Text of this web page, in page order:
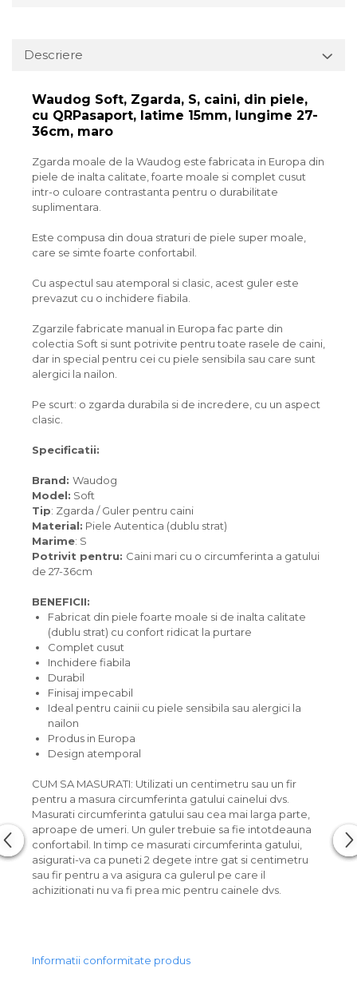
Descriere
Waudog Soft, Zgarda, S, caini, din piele,
cu QRPasaport, latime 15mm, lungime 27-
36cm, maro
Zgarda moale de la Waudog este fabricata in Europa din
piele de inalta calitate, foarte moale si complet cusut
intr-o culoare contrastanta pentru o durabilitate
suplimentara.
Este compusa din doua straturi de piele super moale,
care se simte foarte confortabil.
Cu aspectul sau atemporal si clasic, acest guler este
prevazut cu o inchidere fiabila.
Zgarzile fabricate manual in Europa fac parte din
colectia Soft si sunt potrivite pentru toate rasele de caini,
dar in special pentru cei cu piele sensibila sau care sunt
alergici la nailon.
Pe scurt: o zgarda durabila si de incredere, cu un aspect
clasic.
Specificatii:
Brand: Waudog
Model: Soft
Tip: Zgarda / Guler pentru caini
Material: Piele Autentica (dublu strat)
Marime: S
Potrivit pentru: Caini mari cu o circumferinta a gatului
de 27-36cm
BENEFICII:
Fabricat din piele foarte moale si de inalta calitate
(dublu strat) cu confort ridicat la purtare
Complet cusut
Inchidere fiabila
Durabil
Finisaj impecabil
Ideal pentru cainii cu piele sensibila sau alergici la
nailon
Produs in Europa
Design atemporal
CUM SA MASURATI: Utilizati un centimetru sau un fir
pentru a masura circumferinta gatului cainelui dvs.
Masurati circumferinta gatului sau cea mai larga parte,
aproape de umeri. Un guler trebuie sa fie intotdeauna
confortabil. In timp ce masurati circumferinta gatului,
asigurati-va ca puneti 2 degete intre gat si centimetru
sau fir pentru a va asigura ca gulerul pe care il
achizitionati nu va fi prea mic pentru cainele dvs.
Informatii conformitate produs